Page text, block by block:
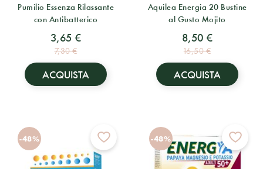
Pumilio Essenza Rilassante
con Antibatterico
3,65 €
7,30 €
ACQUISTA
Aquilea Energia 20 Bustine
al Gusto Mojito
8,50 €
16,50 €
ACQUISTA
-48% -48%